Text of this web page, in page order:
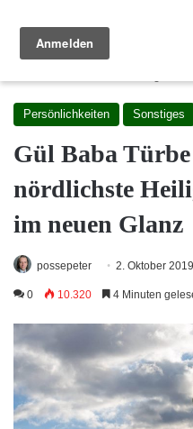
Menü
Persönlichkeiten Sonstiges
Gül Baba
nördlichste
im neuen Glanz
possepeter 2. Oktober 2019
0 10.320 4 Minuten